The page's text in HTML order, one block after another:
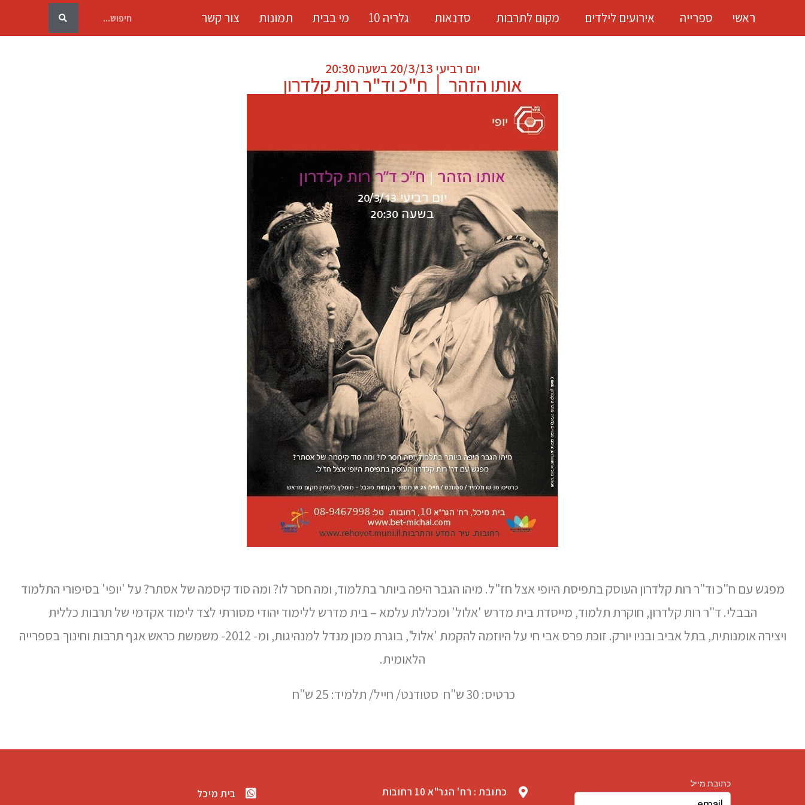
ראשי ספרייה אירועים לילדים מקום לתרבות סדנאות גלריה 10 מי בבית תמונות צור קשר
יום רביעי 20/3/13 בשעה 20:30
אותו הזהר │ ח"כ וד"ר רות קלדרון
מפגש עם ח"כ וד"ר רות קלדרון העוסק בתפיסת היופי אצל חז"ל. מיהו הגבר היפה ביותר בתלמוד, ומה חסר לו? ומה סוד קיסמה של אסתר? על 'יופי' בסיפורי התלמוד
הבבלי. ד"ר רות קלדרון, חוקרת תלמוד, מייסדת בית מדרש 'אלול' ומכללת עלמא – בית מדרש ללימוד יהודי מסורתי לצד לימוד אקדמי של תרבות כללית
ויצירה אומנותית, בתל אביב ובניו יורק. זוכת פרס אבי חי על היוזמה להקמת 'אלול', בוגרת מכון מנדל למנהיגות, ומ- 2012- משמשת כראש אגף תרבות וחינוך בספרייה
הלאומית.
כרטיס: 30 ש"ח סטודנט/ חייל/ תלמיד: 25 ש"ח
כתובת : רח' הגר"א 10 רחובות בית מיכל